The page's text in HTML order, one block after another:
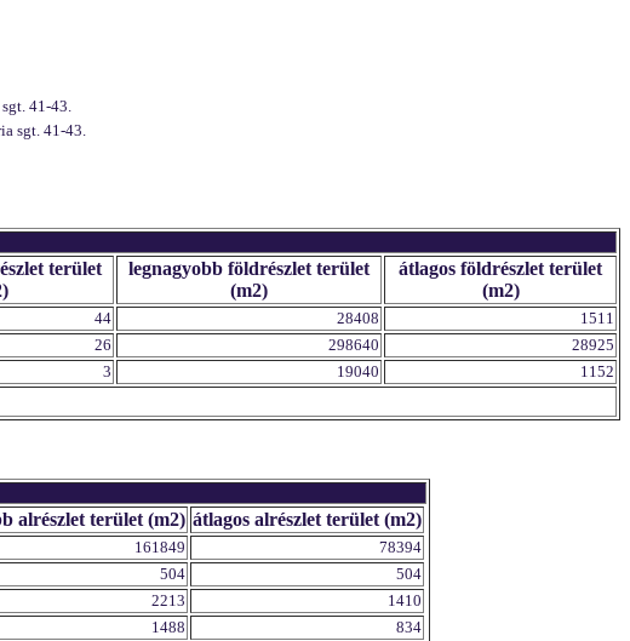
41-43.
sgt. 41-43.
terület
legnagyobb földrészlet terület
(m2)
átlagos földrészlet terület
(m2)
44 28408
1511
26 298640
28925
3 19040 1152
alrészlet terület (m2) átlagos alrészlet terület (m2)
161849
78394
504
504
2213
1410
1488
834